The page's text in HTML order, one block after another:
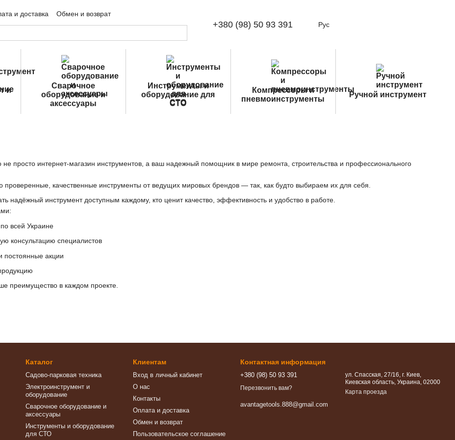
и доставка
Обмен и возврат
Публичная оферта +380 (98) 50 93 391 Рус
и
Сварочное
оборудование и
аксессуары
Инструменты и
оборудование для
СТО
Компрессоры и
пневмоинструменты
Ручной инструмент
не просто интернет-магазин инструментов, а ваш надежный помощник в мире ремонта, строительства и профессионального
проверенные, качественные инструменты от ведущих мировых брендов — так, как будто выбираем их для себя.
надёжный инструмент доступным каждому, кто ценит качество, эффективность и удобство в работе.
всей Украине
консультацию специалистов
постоянные акции
преимущество в каждом проекте.
Каталог
Садово-парковая техника
Электроинструмент и
оборудование
Сварочное оборудование и
аксессуары
Инструменты и оборудование
для СТО
Клиентам
Вход в личный кабинет
О нас
Контакты
Оплата и доставка
Обмен и возврат
Пользовательское соглашение
Контактная информация
+380 (98) 50 93 391
Перезвонить вам?
avantagetools.888@gmail.com
ул. Спасская, 27/16, г. Киев,
Киевская область, Украина, 02000
Карта проезда